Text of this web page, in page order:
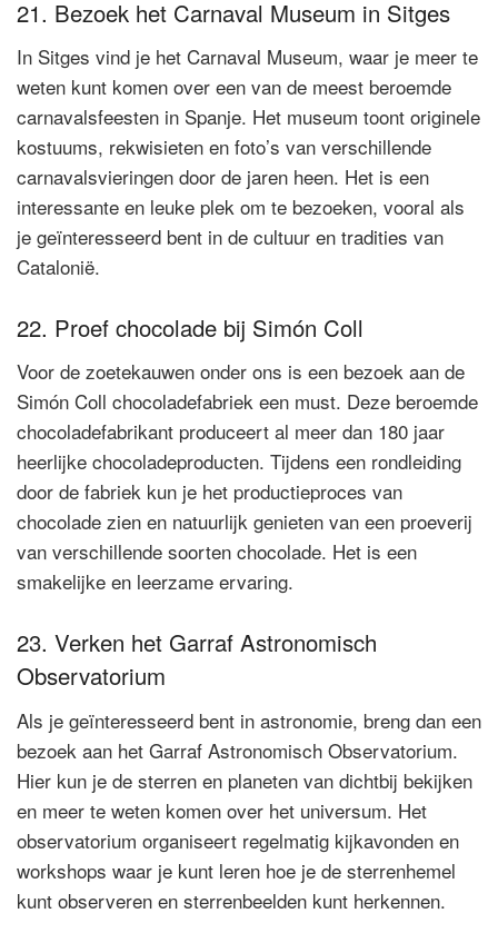
21. Bezoek het Carnaval Museum in Sitges
In Sitges vind je het Carnaval Museum, waar je meer te
weten kunt komen over een van de meest beroemde
carnavalsfeesten in Spanje. Het museum toont originele
kostuums, rekwisieten en foto’s van verschillende
carnavalsvieringen door de jaren heen. Het is een
interessante en leuke plek om te bezoeken, vooral als
je geïnteresseerd bent in de cultuur en tradities van
Catalonië.
22. Proef chocolade bij Simón Coll
Voor de zoetekauwen onder ons is een bezoek aan de
Simón Coll chocoladefabriek een must. Deze beroemde
chocoladefabrikant produceert al meer dan 180 jaar
heerlijke chocoladeproducten. Tijdens een rondleiding
door de fabriek kun je het productieproces van
chocolade zien en natuurlijk genieten van een proeverij
van verschillende soorten chocolade. Het is een
smakelijke en leerzame ervaring.
23. Verken het Garraf Astronomisch
Observatorium
Als je geïnteresseerd bent in astronomie, breng dan een
bezoek aan het Garraf Astronomisch Observatorium.
Hier kun je de sterren en planeten van dichtbij bekijken
en meer te weten komen over het universum. Het
observatorium organiseert regelmatig kijkavonden en
workshops waar je kunt leren hoe je de sterrenhemel
kunt observeren en sterrenbeelden kunt herkennen.